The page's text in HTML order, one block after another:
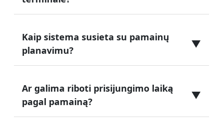
Kaip sistema susieta su pamainų
planavimu?
▼
Ar galima riboti prisijungimo laiką
pagal pamainą?
▼